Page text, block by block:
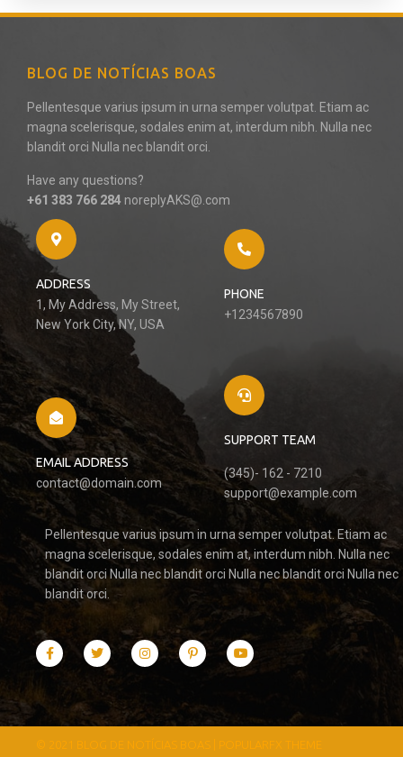
BLOG DE NOTÍCIAS BOAS
Pellentesque varius ipsum in urna semper volutpat. Etiam ac
magna scelerisque, sodales enim at, interdum nibh. Nulla nec
blandit orci Nulla nec blandit orci.
Have any questions?
+61 383 766 284 noreplyAKS@.com
ADDRESS
1, My Address, My Street,
New York City, NY, USA
PHONE
+1234567890
EMAIL ADDRESS
contact@domain.com
SUPPORT TEAM
(345)- 162 - 7210
support@example.com
Pellentesque varius ipsum in urna semper volutpat. Etiam ac
magna scelerisque, sodales enim at, interdum nibh. Nulla nec
blandit orci Nulla nec blandit orci Nulla nec blandit orci Nulla nec
blandit orci.
© 2021 BLOG DE NOTÍCIAS BOAS | POPULARFX THEME